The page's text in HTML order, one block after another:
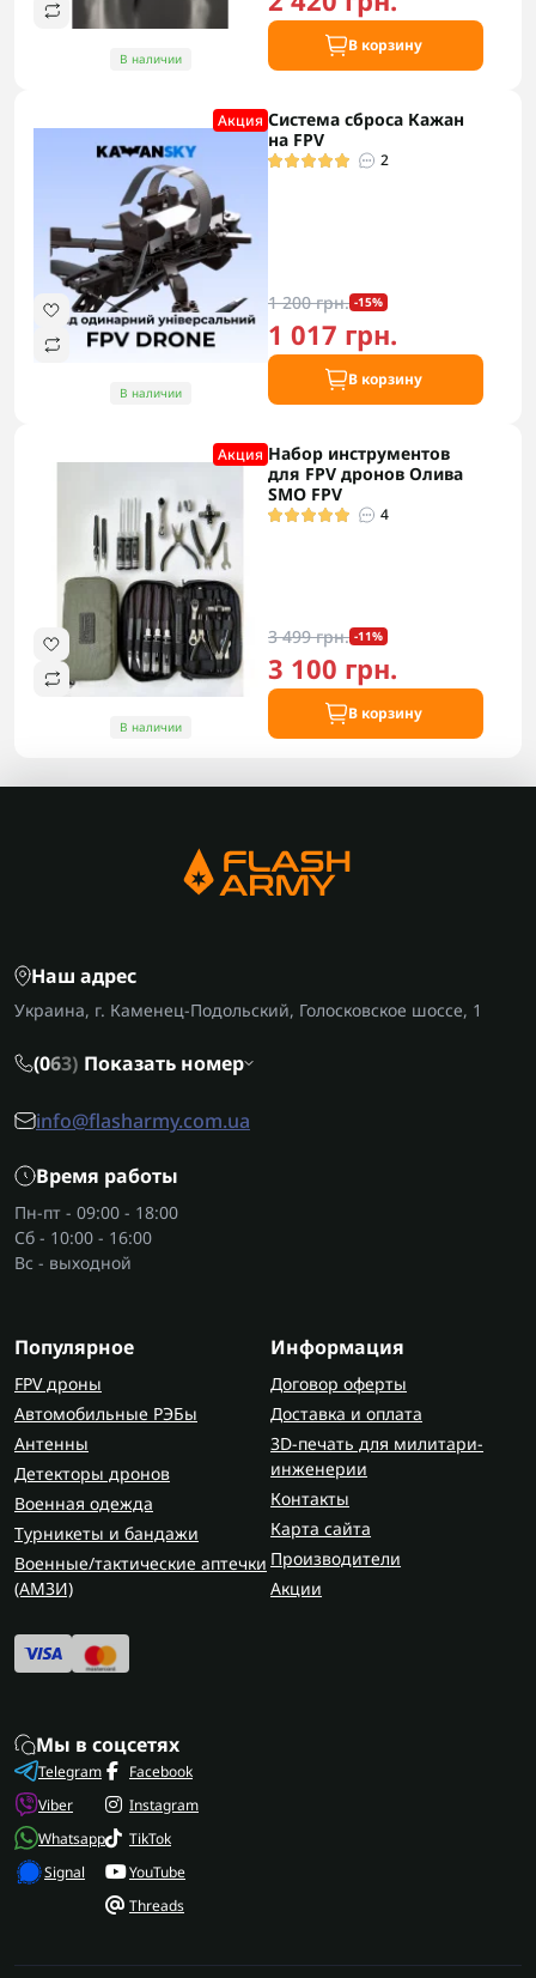
В наличии
В корзину
Акция
В наличии
Система сброса Кажан
на FPV
2
1 200 грн. -15%
1 017 грн.
В корзину
Акция
В наличии
Набор инструментов
для FPV дронов Олива
SMO FPV
4
3 499 грн. -11%
3 100 грн.
В корзину
Наш адрес
Украина, г. Каменец-Подольский, Голосковское шоссе, 1
(063) Показать номер
info@flasharmy.com.ua
Время работы
Пн-пт - 09:00 - 18:00
Сб - 10:00 - 16:00
Вс - выходной
Популярное
FPV дроны
Автомобильные РЭБы
Антенны
Детекторы дронов
Военная одежда
Турникеты и бандажи
Военные/тактические аптечки
(AMЗИ)
Информация
Договор оферты
Доставка и оплата
3D-печать для милитари-
инженерии
Контакты
Карта сайта
Производители
Акции
Мы в соцсетях
Telegram
Viber
Whatsapp
Signal
Facebook
Instagram
TikTok
YouTube
Threads